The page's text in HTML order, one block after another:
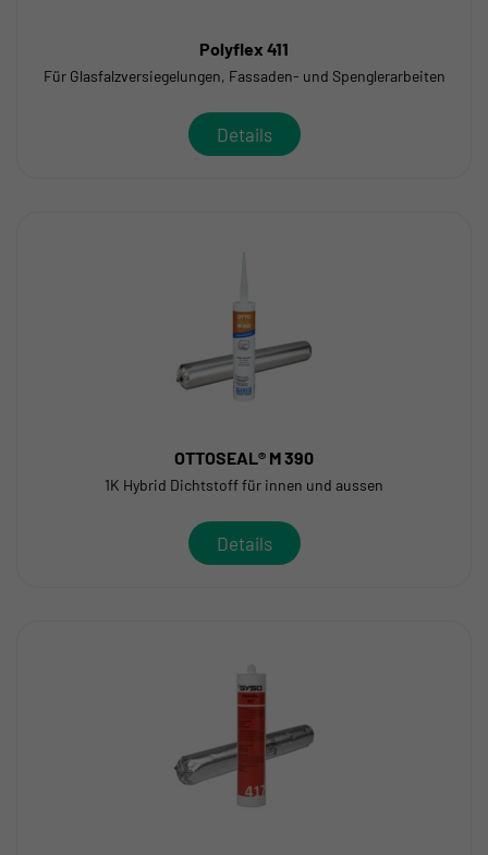
Polyflex 411
Für Glasfalzversiegelungen, Fassaden- und Spenglerarbeiten
Details
OTTOSEAL® M 390
1K Hybrid Dichtstoff für innen und aussen
Details